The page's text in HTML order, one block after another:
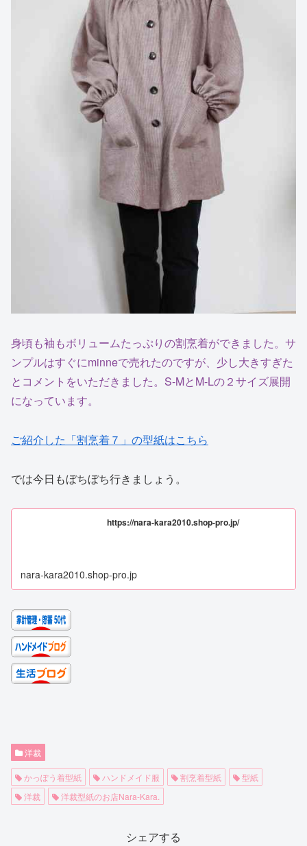
身頃も袖もボリュームたっぷりの割烹着ができました。サ
ンプルはすぐにminneで売れたのですが、少し大きすぎた
とコメントをいただきました。S-MとM-Lの２サイズ展開
になっています。
ご紹介した「割烹着７」の型紙はこちら
では今日もぼちぼち行きましょう。
https://nara-kara2010.shop-pro.jp/
nara-kara2010.shop-pro.jp
洋裁
かっぽう着型紙 ハンドメイド服 割烹着型紙
型紙
洋裁
洋裁型紙のお店Nara-Kara.
シェアする